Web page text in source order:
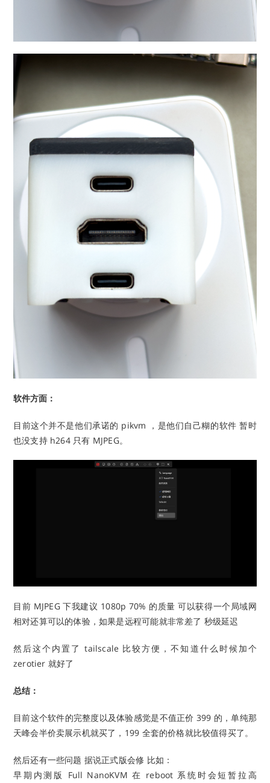
软件方面：
目前这个并不是他们承诺的 pikvm ，是他们自己糊的软件 暂时
也没支持 h264 只有 MJPEG。
目前 MJPEG 下我建议 1080p 70% 的质量 可以获得一个局域网
相对还算可以的体验，如果是远程可能就非常差了 秒级延迟
然后这个内置了 tailscale 比较方便，不知道什么时候加个
zerotier 就好了
总结：
目前这个软件的完整度以及体验感觉是不值正价 399 的，单纯那
天峰会半价卖展示机就买了，199 全套的价格就比较值得买了。
然后还有一些问题 据说正式版会修 比如：
早期内测版 Full NanoKVM 在 reboot 系统时会短暂拉高